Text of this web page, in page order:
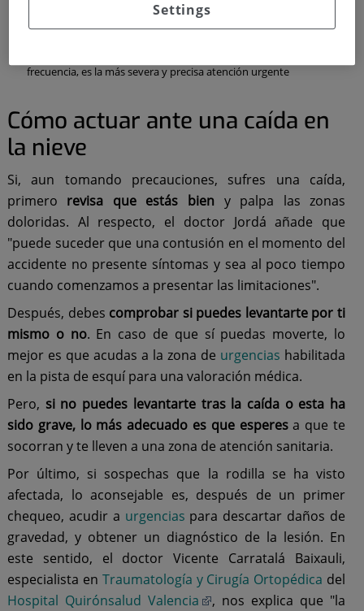
Fracturas
frecuencia, es la más severa y precisa atención urgente
Cómo actuar ante una caída en
la nieve
Si, aun tomando precauciones, sufres una caída,
primero revisa que estás bien y palpa las zonas
doloridas. Al respecto, el doctor Jordá añade que
"puede suceder que una contusión en el momento del
accidente no presente síntomas y sea al poco tiempo
cuando comenzamos a presentar las limitaciones".
Después, debes comprobar si puedes levantarte por ti
mismo o no. En caso de que sí puedas moverte, lo
mejor es que acudas a la zona de urgencias habilitada
en la pista de esquí para una valoración médica.
Pero, si no puedes levantarte tras la caída o esta ha
sido grave, lo más adecuado es que esperesa que te
socorran y te lleven a una zona de atención sanitaria.
Por último, si sospechas que la rodilla se ha visto
afectada, lo aconsejable es, después de un primer
chequeo, acudir a urgencias para descartar daños de
gravedad, y obtener un diagnóstico de la lesión. En
este sentido, el doctor Vicente Carratalá Baixauli,
especialista en Traumatología y Cirugía Ortopédica del
Hospital Quirónsalud Valencia
, nos explica que "la
Settings